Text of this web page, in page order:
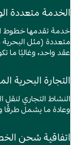
الخدمة متعددة
خدمة تقدمها خطوط
متعددة (مثل البحرية
عقد واحد، وغالبًا ما
التجارة البحرية
النشاط التجاري لنقل
وعادة ما يشمل طرقًا
اتفاقية شحن